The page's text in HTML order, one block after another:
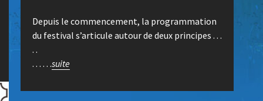
Depuis le commencement, la programmation
du festival s’articule autour de deux principes . . .
. .
. . . . . .suite